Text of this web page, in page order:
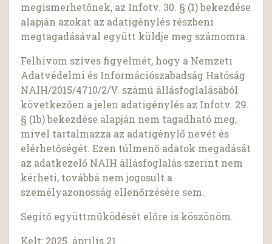
megismerhetőnek, az Infotv. 30. § (1) bekezdése
alapján azokat az adatigénylés részbeni
megtagadásával együtt küldje meg számomra.
Felhívom szíves figyelmét, hogy a Nemzeti
Adatvédelmi és Információszabadság Hatóság
NAIH/2015/4710/2/V. számú állásfoglalásából
következően a jelen adatigénylés az Infotv. 29.
§ (1b) bekezdése alapján nem tagadható meg,
mivel tartalmazza az adatigénylő nevét és
elérhetőségét. Ezen túlmenő adatok megadását
az adatkezelő NAIH állásfoglalás szerint nem
kérheti, továbbá nem jogosult a
személyazonosság ellenőrzésére sem.
Segítő együttműködését előre is köszönöm.
Kelt: 2025. április 21.